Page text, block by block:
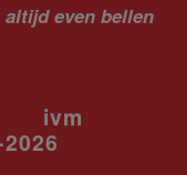
even bellen